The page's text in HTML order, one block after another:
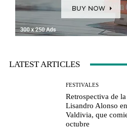
LATEST ARTICLES
FESTIVALES
Retrospectiva de
Lisandro Alonso
Valdivia, que
octubre